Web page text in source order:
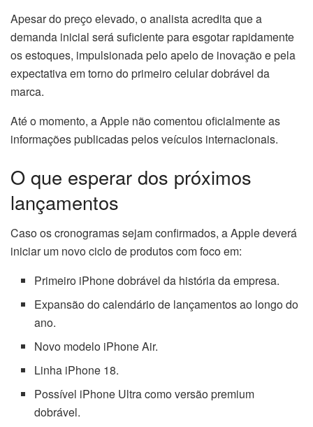
Apesar do preço elevado, o analista acredita que a
demanda inicial será suficiente para esgotar rapidamente
os estoques, impulsionada pelo apelo de inovação e pela
expectativa em torno do primeiro celular dobrável da
marca.
Até o momento, a Apple não comentou oficialmente as
informações publicadas pelos veículos internacionais.
O que esperar dos próximos
lançamentos
Caso os cronogramas sejam confirmados, a Apple deverá
iniciar um novo ciclo de produtos com foco em:
Primeiro iPhone dobrável da história da empresa.
Expansão do calendário de lançamentos ao longo do
ano.
Novo modelo iPhone Air.
Linha iPhone 18.
Possível iPhone Ultra como versão premium
dobrável.